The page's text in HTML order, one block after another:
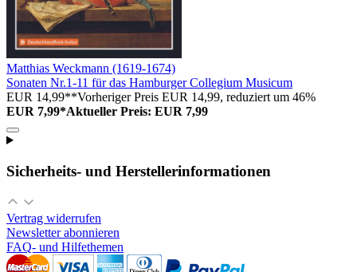
Matthias Weckmann (1619-1674)
Sonaten Nr.1-11 für das Hamburger Collegium Musicum
EUR 14,99**Vorheriger Preis EUR 14,99, reduziert um 46%
EUR 7,99*Aktueller Preis: EUR 7,99
Sicherheits- und Herstellerinformationen
Vertrag widerrufen
Newsletter abonnieren
FAQ- und Hilfethemen